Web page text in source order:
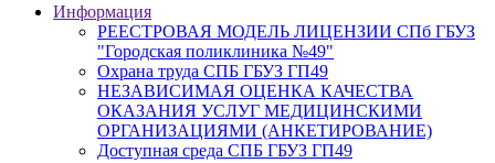
Информация
РЕЕСТРОВАЯ МОДЕЛЬ ЛИЦЕНЗИИ СПб ГБУЗ
"Городская поликлиника №49"
Охрана труда СПБ ГБУЗ ГП49
НЕЗАВИСИМАЯ ОЦЕНКА КАЧЕСТВА
ОКАЗАНИЯ УСЛУГ МЕДИЦИНСКИМИ
ОРГАНИЗАЦИЯМИ (АНКЕТИРОВАНИЕ)
Доступная среда СПБ ГБУЗ ГП49